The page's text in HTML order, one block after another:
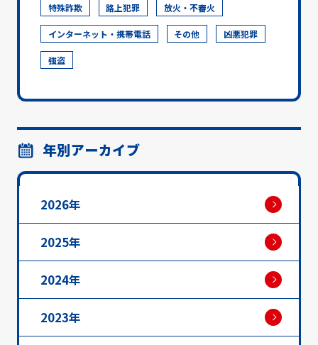
特殊詐欺 路上犯罪 放火・不審火
インターネット・携帯電話 その他 凶悪犯罪
強盗
年別アーカイブ
2026年
2025年
2024年
2023年